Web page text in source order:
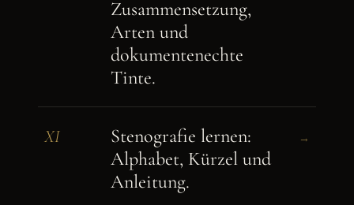
Zusammensetzung,
Arten und
dokumentenechte
Tinte.
XI
Stenografie lernen:
Alphabet, Kürzel und
Anleitung.
→